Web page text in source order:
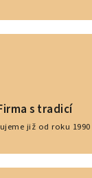
s tradicí
již od roku 1990